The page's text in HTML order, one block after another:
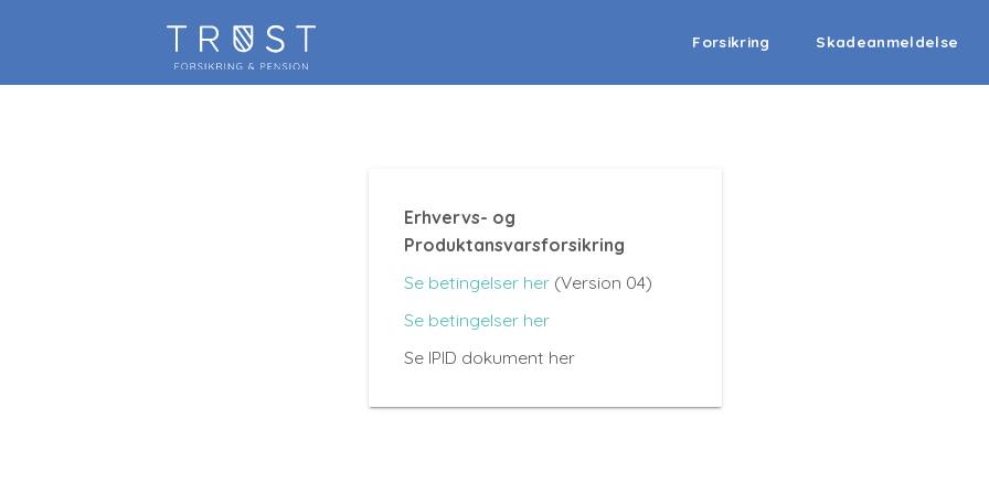
Forsikring Skadeanmeldelse
Erhvervs- og
Produktansvarsforsikring
Se betingelser her(Version 04)
Se betingelser her
Se IPID dokument her